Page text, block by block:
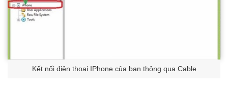
Kết nối điện thoại IPhone của bạn thông qua Cable